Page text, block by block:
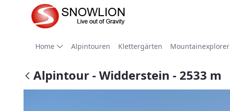
Zum Hauptinhalt springen
Home Alpintouren Klettergärten Mountainexplorer
Alpintour - Widderstein - 2533 m